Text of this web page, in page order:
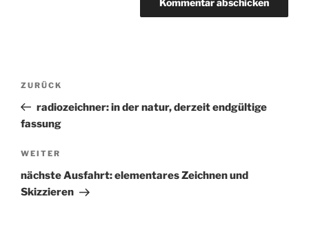
Beitragsnavigation
Vorheriger
Beitrag
ZURÜCK
radiozeichner: in der natur, derzeit endgültige
fassung
Nächster
Beitrag
WEITER
nächste Ausfahrt: elementares Zeichnen und
Skizzieren